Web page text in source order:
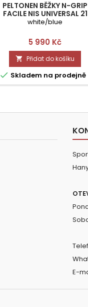
PELTONEN BĚŽKY N-GRIP
FACILE NIS UNIVERSAL 21
188 CM
white/blue
Cena
5 990 Kč
 Přidat do košíku
 Skladem na prodejně
E-